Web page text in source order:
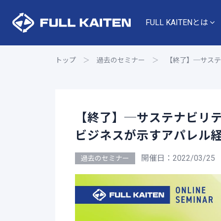
FULL KAITENとは
トップ ＞ 過去のセミナー ＞ 【終了】─サス
【終了】─サステナビ
ビジネスが示すアパレル
過去のセミナー 開催日：2022/03/25